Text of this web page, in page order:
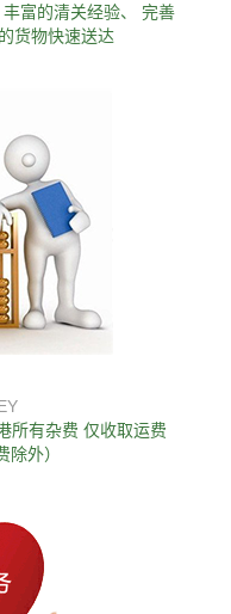
富的清关经验、 完善
货物快速送达
所有杂费 仅收取运费
外）